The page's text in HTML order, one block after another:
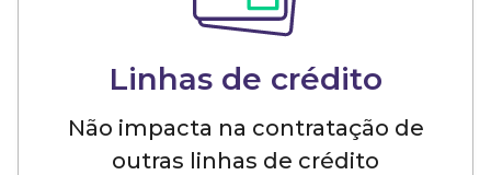
Linhas de crédito
Não impacta na contratação de
outras linhas de crédito